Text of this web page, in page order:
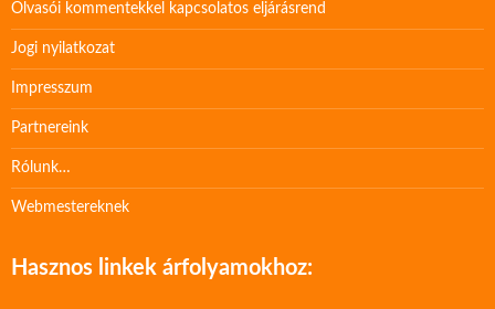
Olvasói kommentekkel kapcsolatos eljárásrend
Jogi nyilatkozat
Impresszum
Partnereink
Rólunk…
Webmestereknek
Hasznos linkek árfolyamokhoz: